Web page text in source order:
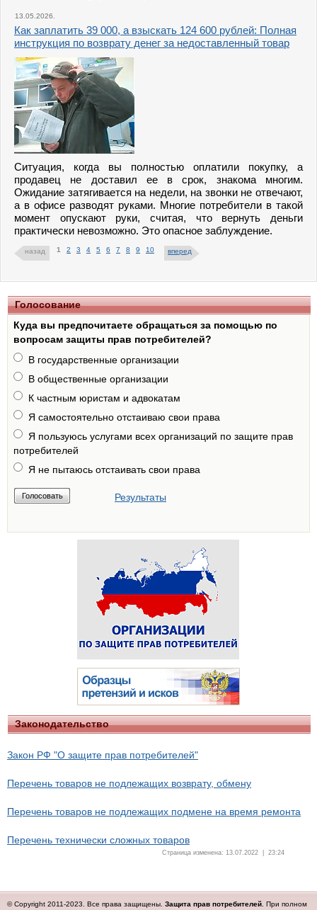
13.05.2026.
Как заплатить 39 000, а взыскать 124 600 рублей: Полная
инструкция по возврату денег за недоставленный товар
Ситуация, когда вы полностью оплатили покупку, а
продавец не доставил ее в срок, знакома многим.
Ожидание затягивается на недели, на звонки не отвечают,
а в офисе разводят руками. Многие потребители в такой
момент опускают руки, считая, что вернуть деньги
практически невозможно. Это опасное заблуждение.
назад 1 2 3 4 5 6 7 8 9 10 вперед
Голосование
Куда вы предпочитаете обращаться за помощью по
вопросам защиты прав потребителей?
В государственные организации
В общественные организации
К частным юристам и адвокатам
Я самостоятельно отстаиваю свои права
Я пользуюсь услугами всех организаций по защите прав
потребителей
Я не пытаюсь отстаивать свои права
Результаты
Законодательство
Закон РФ "О защите прав потребителей"
Перечень товаров не подлежащих возврату, обмену
Перечень товаров не подлежащих подмене на время ремонта
Перечень технически сложных товаров
Страница изменена: 13.07.2022 | 23:24
© Copyright 2011-2023. Все права защищены. Защита прав потребителей . При полном